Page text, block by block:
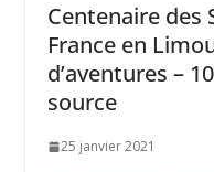
Centenaire des
France en
d’aventures –
source
25 janvier 2021